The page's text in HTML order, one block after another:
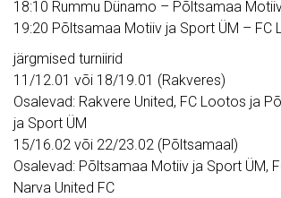
18:10 Rummu Dünamo – Põltsamaa
19:20 Põltsamaa Motiiv ja Sport ÜM – FC
järgmised turniirid
11/12.01 või 18/19.01 (Rakveres)
Osalevad: Rakvere United, FC Lootos ja
ja Sport ÜM
15/16.02 või 22/23.02 (Põltsamaal)
Osalevad: Põltsamaa Motiiv ja Sport ÜM,
Narva United FC